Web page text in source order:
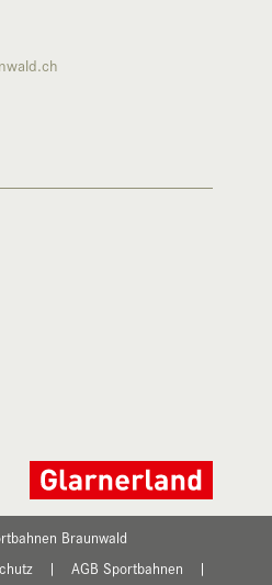
Braunwald
| AGB Sportbahnen |